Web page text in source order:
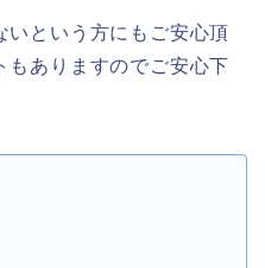
いという方にもご安心頂
もありますのでご安心下